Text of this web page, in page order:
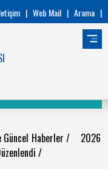
| Web Mail | Arama |
Güncel Haberler/ 2026
/